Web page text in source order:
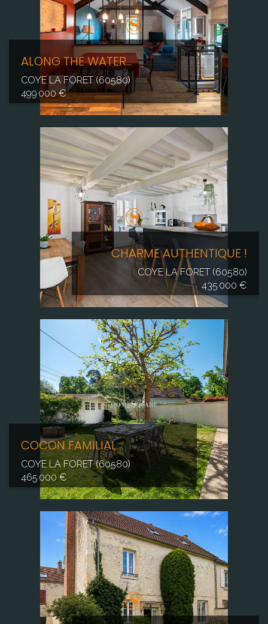
ALONG THE WATER...
COYE LA FORET (60580)
499 000 €
CHARME AUTHENTIQUE !
COYE LA FORET (60580)
435 000 €
COCON FAMILIAL
COYE LA FORET (60580)
465 000 €